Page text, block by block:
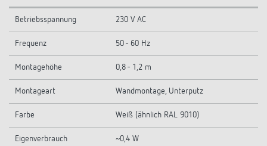
Betriebsspannung 230 V AC
Frequenz 50 - 60 Hz
Montagehöhe 0,8 - 1,2 m
Montageart Wandmontage, Unterputz
Farbe Weiß (ähnlich RAL 9010)
Eigenverbrauch ~0,4 W